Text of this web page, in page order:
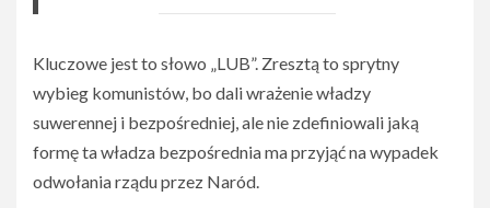
Kluczowe jest to słowo „LUB”. Zresztą to sprytny
wybieg komunistów, bo dali wrażenie władzy
suwerennej i bezpośredniej, ale nie zdefiniowali jaką
formę ta władza bezpośrednia ma przyjąć na wypadek
odwołania rządu przez Naród.